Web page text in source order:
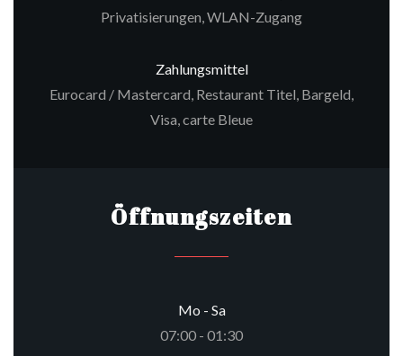
Privatisierungen, WLAN-Zugang
Zahlungsmittel
Eurocard / Mastercard, Restaurant Titel, Bargeld,
Visa, carte Bleue
Öffnungszeiten
Mo - Sa
07:00 - 01:30